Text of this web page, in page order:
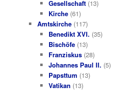
Gesellschaft(13)
Kirche(61)
Amtskirche (117)
Benedikt XVI. (35)
Bischöfe(13)
Franziskus(28)
Johannes Paul II. (5)
Papsttum (13)
Vatikan (13)